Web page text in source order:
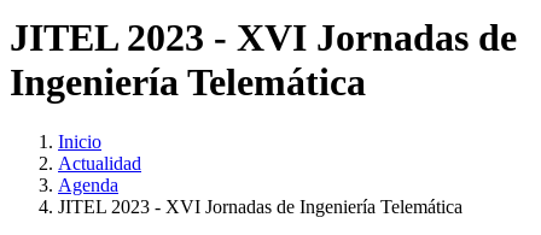
JITEL 2023 - XVI Jornadas de
Ingeniería Telemática
Inicio
Actualidad
Agenda
JITEL 2023 - XVI Jornadas de Ingeniería Telemática